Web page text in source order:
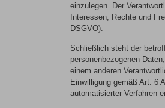
einzulegen. Der
Interessen, Rechte und
DSGVO).
Schließlich steht der
personenbezogenen
einem anderen
Einwilligung gemäß Art. 6
automatisierter Verfahren